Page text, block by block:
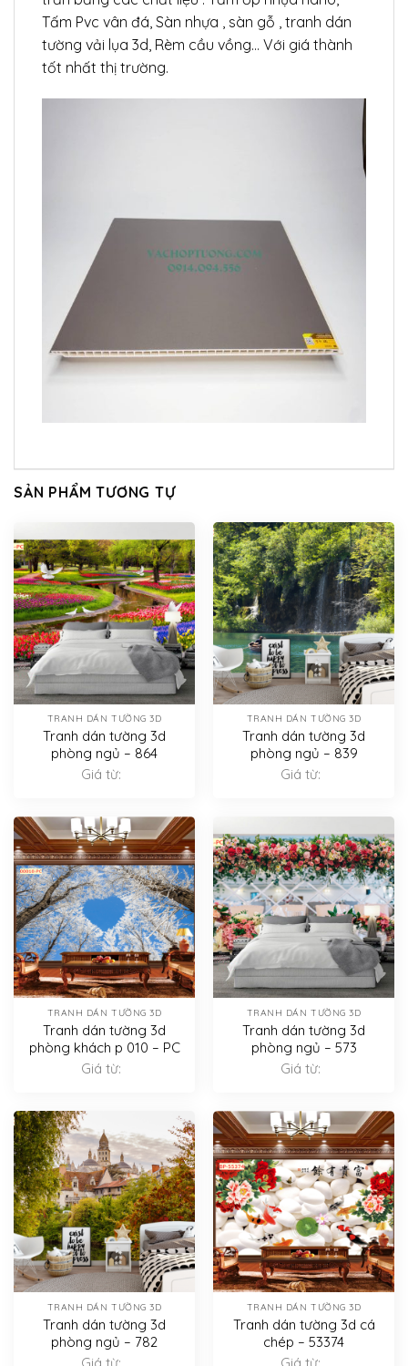
Tấm Pvc vân đá, Sàn nhựa , sàn gỗ , tranh dán
tường vải lụa 3d, Rèm cầu vồng… Với giá thành
tốt nhất thị trường.
SẢN PHẨM TƯƠNG TỰ
TRANH DÁN TƯỜNG 3D
Tranh dán tường 3d
phòng ngủ – 864
Giá từ:
TRANH DÁN TƯỜNG 3D
Tranh dán tường 3d
phòng ngủ – 839
Giá từ:
TRANH DÁN TƯỜNG 3D
Tranh dán tường 3d
phòng khách p 010 – PC
Giá từ:
TRANH DÁN TƯỜNG 3D
Tranh dán tường 3d
phòng ngủ – 573
Giá từ:
TRANH DÁN TƯỜNG 3D
Tranh dán tường 3d
phòng ngủ – 782
TRANH DÁN TƯỜNG 3D
Tranh dán tường 3d cá
chép – 53374